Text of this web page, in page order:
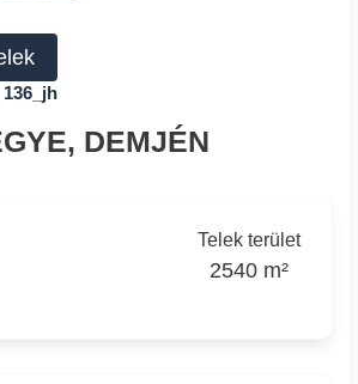
136_jh
DEMJÉN
Telek terület
2540 m²